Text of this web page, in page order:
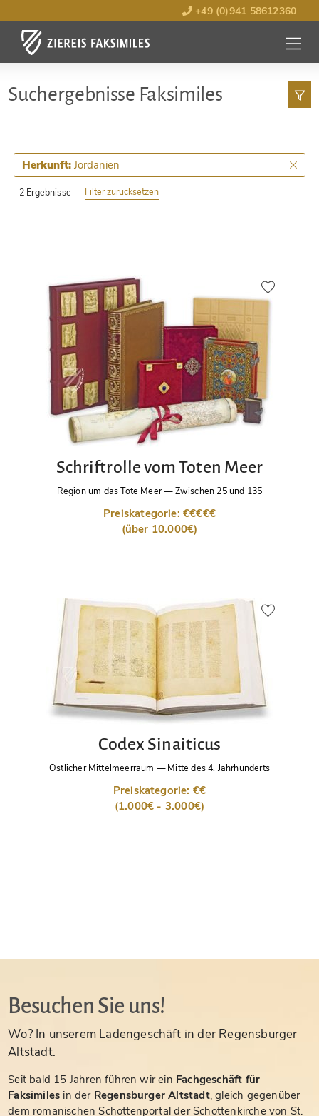
+49 (0)941 58612360
MENÜ
Such­ergebnisse Faksimiles
2 Ergebnisse
Herkunft:Jordanien
Filter zurücksetzen
Schriftrolle vom Toten Meer
Region um das Tote Meer—Zwischen 25 und 135
Preiskategorie: €€€€€
(über 10.000€)
Codex Sinaiticus
Östlicher Mittelmeerraum —Mitte des 4. Jahrhunderts
Preiskategorie: €€
(1.000€ - 3.000€)
Besuchen Sie uns!
Wo? In unserem Ladengeschäft in der Regensburger
Altstadt.
Seit bald 15 Jahren führen wir ein Fachgeschäft für
Faksimiles in der Regensburger Altstadt, gleich gegenüber
dem romanischen Schottenportal der Schottenkirche von St.